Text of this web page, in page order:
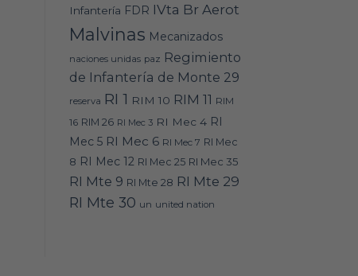
Infantería FDR IVta Br Aerot
Malvinas Mecanizados
naciones unidas paz Regimiento
de Infantería de Monte 29
reserva RI 1 RIM 10 RIM 11 RIM
16 RIM 26 RI Mec 3 RI Mec 4 RI
Mec 5 RI Mec 6 RI Mec 7 RI Mec
8 RI Mec 12 RI Mec 25 RI Mec 35
RI Mte 9 RI Mte 28 RI Mte 29
RI Mte 30 un united nation